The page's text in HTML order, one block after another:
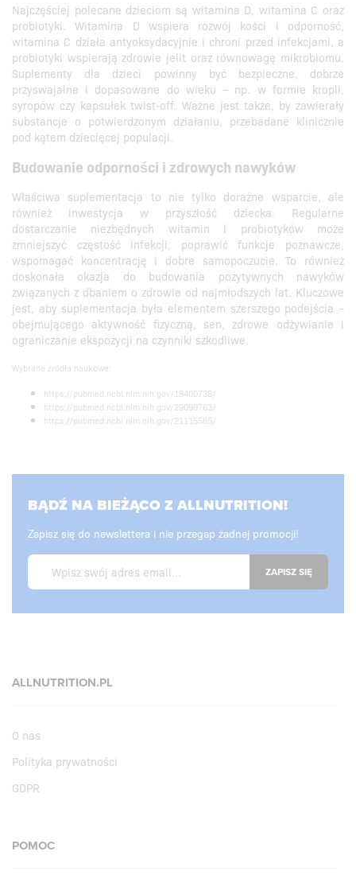
Najczęściej polecane dzieciom są witamina D, witamina C oraz
probiotyki. Witamina D wspiera rozwój kości i odporność,
witamina C działa antyoksydacyjnie i chroni przed infekcjami, a
probiotyki wspierają zdrowie jelit oraz równowagę mikrobiomu.
Suplementy dla dzieci powinny być bezpieczne, dobrze
przyswajalne i dopasowane do wieku – np. w formie kropli,
syropów czy kapsułek twist-off. Ważne jest także, by zawierały
substancje o potwierdzonym działaniu, przebadane klinicznie
pod kątem dziecięcej populacji.
Budowanie odporności i zdrowych nawyków
Właściwa suplementacja to nie tylko doraźne wsparcie, ale
również inwestycja w przyszłość dziecka. Regularne
dostarczanie niezbędnych witamin i probiotyków może
zmniejszyć częstość infekcji, poprawić funkcje poznawcze,
wspomagać koncentrację i dobre samopoczucie. To również
doskonała okazja do budowania pozytywnych nawyków
związanych z dbaniem o zdrowie od najmłodszych lat. Kluczowe
jest, aby suplementacja była elementem szerszego podejścia –
obejmującego aktywność fizyczną, sen, zdrowe odżywianie i
ograniczanie ekspozycji na czynniki szkodliwe.
Wybrane źródła naukowe:
https://pubmed.ncbi.nlm.nih.gov/18400738/
https://pubmed.ncbi.nlm.nih.gov/29099763/
https://pubmed.ncbi.nlm.nih.gov/21115585/
BĄDŹ NA BIEŻĄCO Z ALLNUTRITION!
Zapisz się do newslettera i nie przegap żadnej promocji!
ZAPISZ SIĘ
ALLNUTRITION.PL
O nas
Polityka prywatności
GDPR
POMOC